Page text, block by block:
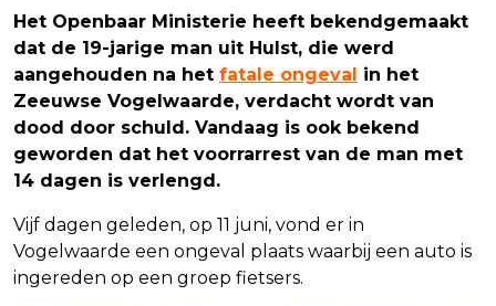
Het Openbaar Ministerie heeft bekendgemaakt
dat de 19-jarige man uit Hulst, die werd
aangehouden na het fatale ongeval
in het
Zeeuwse Vogelwaarde, verdacht wordt van
dood door schuld. Vandaag is ook bekend
geworden dat het voorrarrest van de man met
14 dagen is verlengd.
Vijf dagen geleden, op 11 juni, vond er in
Vogelwaarde een ongeval plaats waarbij een auto is
ingereden op een groep fietsers.